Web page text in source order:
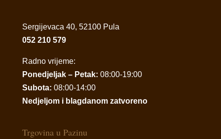
Sergijevaca 40, 52100 Pula
052 210 579
Radno vrijeme:
Ponedjeljak – Petak: 08:00-19:00
Subota: 08:00-14:00
Nedjeljom i blagdanom zatvoreno
Trgovina u Pazinu